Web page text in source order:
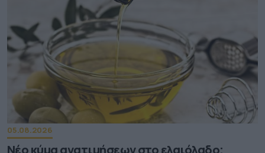
05.08.2026
Νέο κύμα ανατιμήσεων στο ελαιόλαδο;